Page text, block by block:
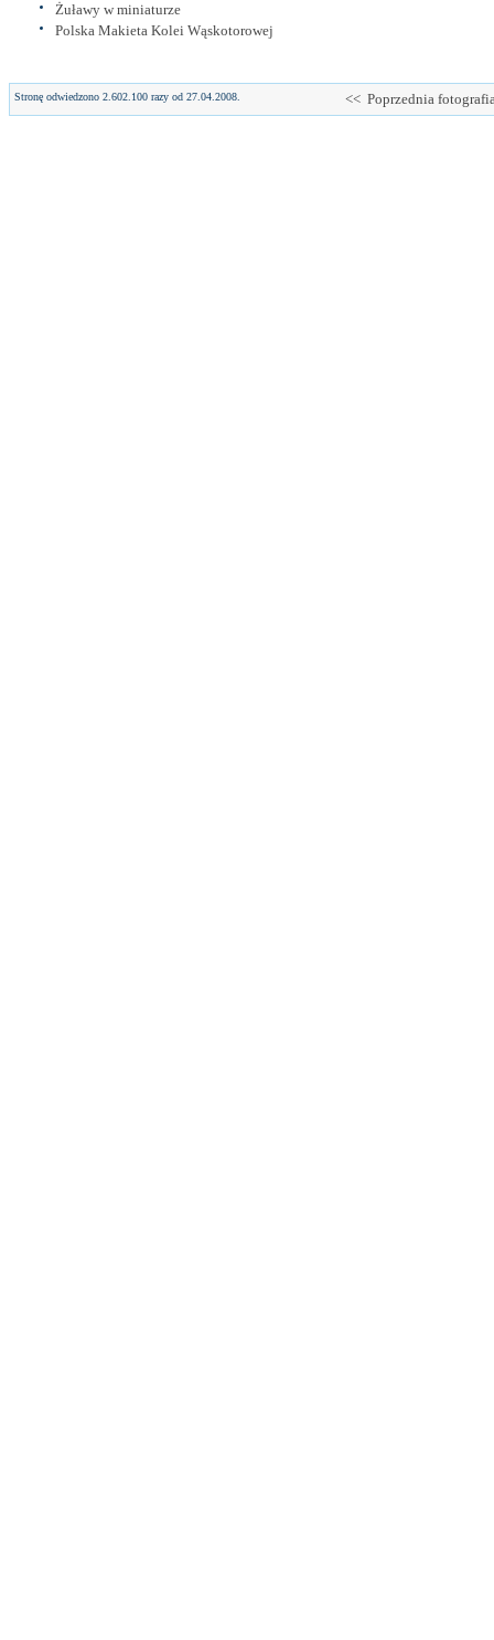
Żuławy w miniaturze
Polska Makieta Kolei Wąskotorowej
Stronę odwiedzono 2.602.100 razy od 27.04.2008. << Poprzednia